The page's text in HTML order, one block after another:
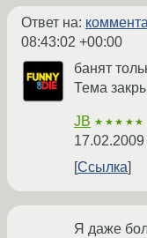
Ответ на:
08:43:02 +00:00
банят
Тема
JB ★★★★★
Ссылка
Я даже